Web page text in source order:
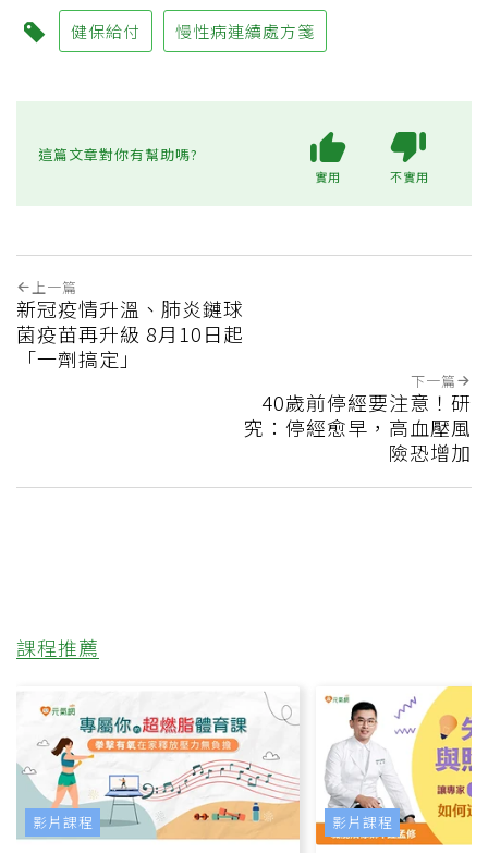
健保給付 慢性病連續處方箋
這篇文章對你有幫助嗎?
實用 不實用
上一篇
新冠疫情升溫、肺炎鏈球
菌疫苗再升級 8月10日起
「一劑搞定」
下一篇
40歲前停經要注意！研
究：停經愈早，高血壓風
險恐增加
課程推薦
影片課程 影片課程